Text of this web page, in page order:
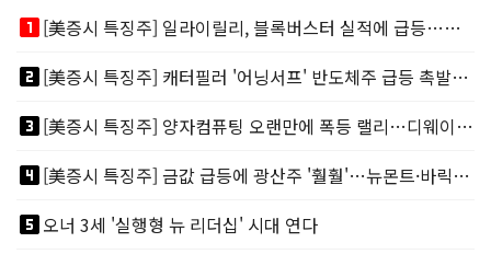
looks_one
[美증시 특징주] 일라이릴리, 블록버스터 실적에 급등…마운자로 매출 폭발
looks_two
[美증시 특징주] 캐터필러 '어닝서프' 반도체주 급등 촉발…"AI 데이터센터 건설 강력"
looks_3
[美증시 특징주] 양자컴퓨팅 오랜만에 폭등 랠리…디웨이브·아이온큐 주도
looks_4
[美증시 특징주] 금값 급등에 광산주 '훨훨'…뉴몬트·바릭마이닝 주도
looks_5오너 3세 '실행형 뉴 리더십' 시대 연다